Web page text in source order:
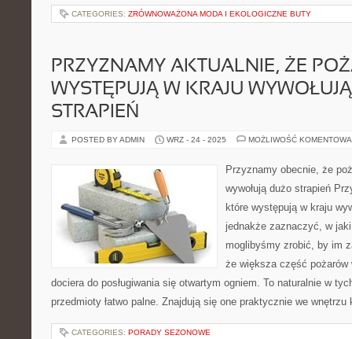
CATEGORIES: ZRÓWNOWAŻONA MODA I EKOLOGICZNE BUTY
PRZYZNAMY AKTUALNIE, ŻE
WYSTĘPUJĄ W KRAJU
STRAPIEŃ
POSTED BY ADMIN WRZ - 24 - 2025 MOŻLIWOŚĆ
Przyznamy obecnie, że
wywołują dużo strapień
które występują w kraju
jednakże zaznaczyć, w
moglibyśmy zrobić, by im
że większa część
dociera do posługiwania się otwartym ogniem. To naturalnie w
przedmioty łatwo palne. Znajdują się one praktycznie we
CATEGORIES: PORADY SEZONOWE